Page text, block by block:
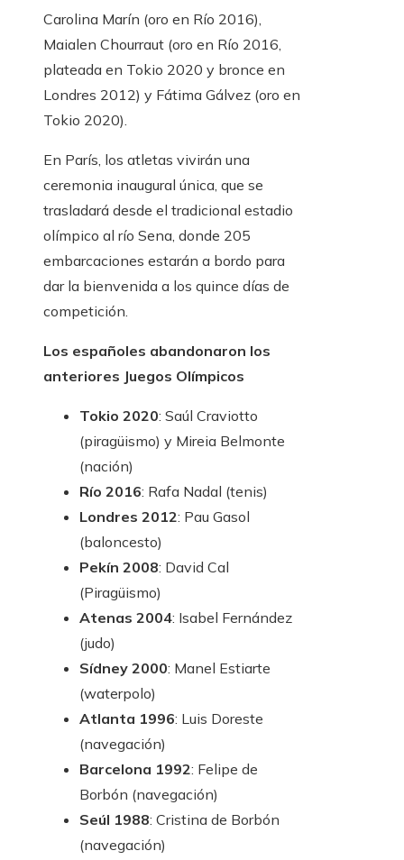
Carolina Marín (oro en Río 2016),
Maialen Chourraut (oro en Río 2016,
plateada en Tokio 2020 y bronce en
Londres 2012) y Fátima Gálvez (oro en
Tokio 2020).
En París, los atletas vivirán una
ceremonia inaugural única, que se
trasladará desde el tradicional estadio
olímpico al río Sena, donde 205
embarcaciones estarán a bordo para
dar la bienvenida a los quince días de
competición.
Los españoles abandonaron los
anteriores Juegos Olímpicos
Tokio 2020: Saúl Craviotto
(piragüismo) y Mireia Belmonte
(nación)
Río 2016: Rafa Nadal (tenis)
Londres 2012: Pau Gasol
(baloncesto)
Pekín 2008: David Cal
(Piragüismo)
Atenas 2004: Isabel Fernández
(judo)
Sídney 2000: Manel Estiarte
(waterpolo)
Atlanta 1996: Luis Doreste
(navegación)
Barcelona 1992: Felipe de
Borbón (navegación)
Seúl 1988: Cristina de Borbón
(navegación)